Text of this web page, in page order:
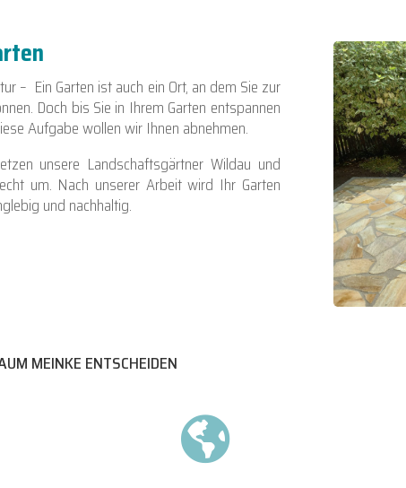
– Ein Garten ist auch ein Ort, an dem Sie zur
Doch bis Sie in Ihrem Garten entspannen
Aufgabe wollen wir Ihnen abnehmen.
unsere Landschaftsgärtner Wildau und
um. Nach unserer Arbeit wird Ihr Garten
und nachhaltig.
MEINKE ENTSCHEIDEN
